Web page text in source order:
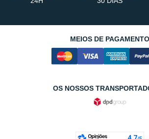
MEIOS DE PAGAMENTO
OS NOSSOS